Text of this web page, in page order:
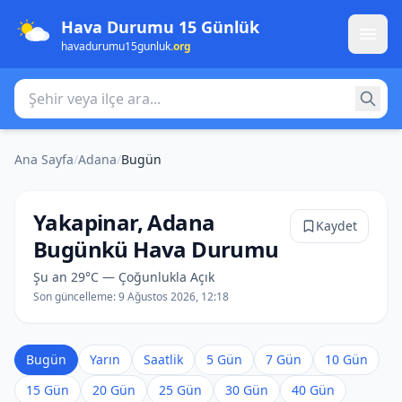
Hava Durumu 15 Günlük
havadurumu15gunluk.org
Şehir veya ilçe ara
Ana Sayfa/Adana/Bugün
Yakapinar, Adana
Bugünkü Hava Durumu
Şu an 29°C — Çoğunlukla Açık
Son güncelleme:9 Ağustos 2026, 12:18
Kaydet
Bugün Yarın Saatlik 5 Gün 7 Gün
10 Gün
15 Gün
20 Gün 25 Gün 30 Gün
40 Gün